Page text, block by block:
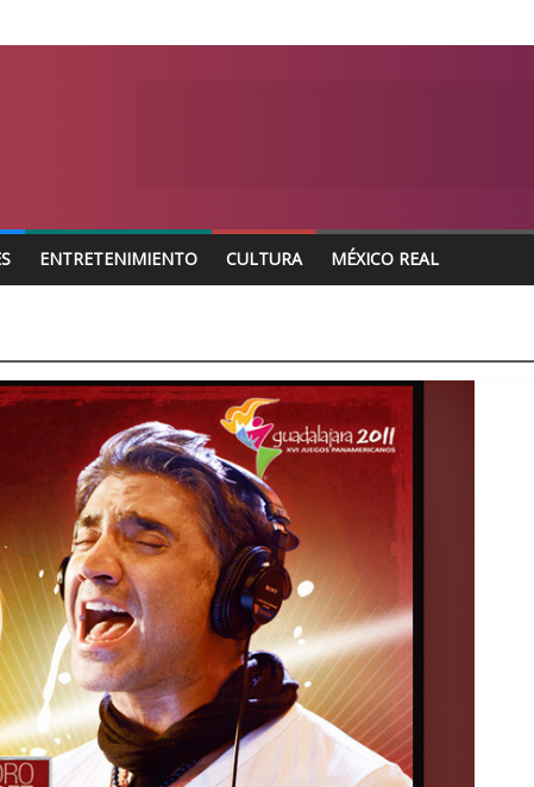
ENTRETENIMIENTO CULTURA MÉXICO REAL